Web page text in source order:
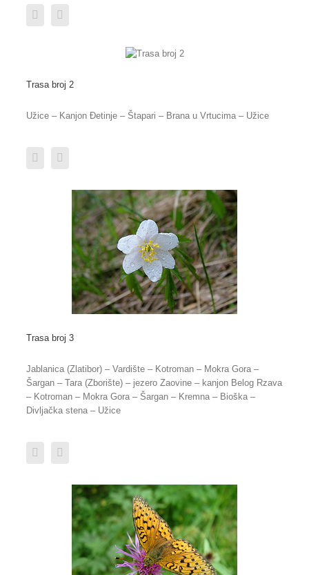
Trasa broj 2
Užice – Kanjon Đetinje – Štapari – Brana u Vrtucima – Užice
Trasa broj 3
Jablanica (Zlatibor) – Vardište – Kotroman – Mokra Gora –
Šargan – Tara (Zborište) – jezero Zaovine – kanjon Belog Rzava
– Kotroman – Mokra Gora – Šargan – Kremna – Bioška –
Divljačka stena – Užice